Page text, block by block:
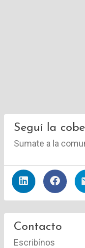
Seguí la
Sumate a la
Contacto
Escribínos